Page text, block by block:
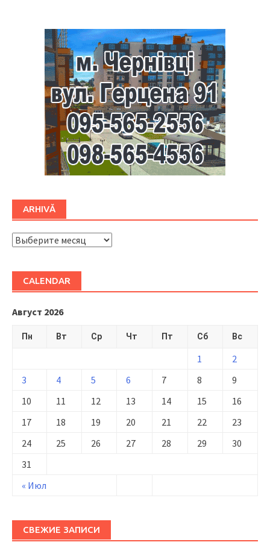
ARHIVĂ
ARHIVĂ
CALENDAR
Август 2026
Пн Вт Ср Чт Пт Сб Вс
« Июл
1
2
3
4 5 6 7 8
9
10
11 12 13 14 15
16
17
18 19 20 21 22
23
24
25 26 27 28 29
30
31
СВЕЖИЕ ЗАПИСИ